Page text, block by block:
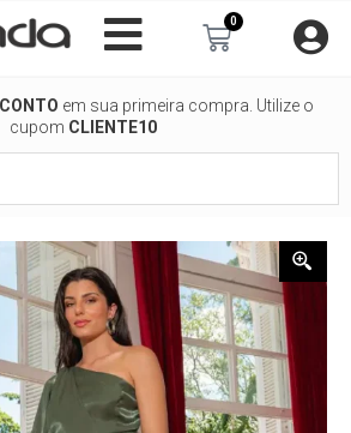
0
Carrinho
em sua primeira compra. Utilize o
cupom CLIENTE10